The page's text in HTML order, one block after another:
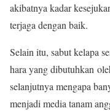
akibatnya kadar
terjaga dengan baik.
Selain itu, sabut kelapa
hara yang dibutuhkan
selanjutnya mengapa
menjadi media tanam